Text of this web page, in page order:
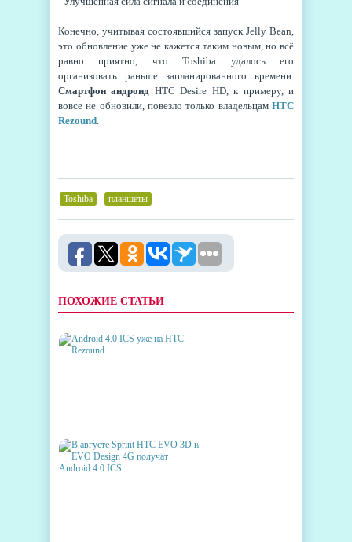
Конечно, учитывая состоявшийся запуск Jelly Bean,
это обновление уже не кажется таким новым, но всё
равно приятно, что Toshiba удалось его
организовать раньше запланированного времени.
Смартфон андроид HTC Desire HD, к примеру, и
вовсе не обновили, повезло только владельцам HTC
Rezound.
Toshiba планшеты
ПОХОЖИЕ СТАТЬИ